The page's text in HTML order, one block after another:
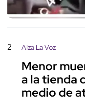
2 Alza La Voz
Menor
a la tienda
medio de